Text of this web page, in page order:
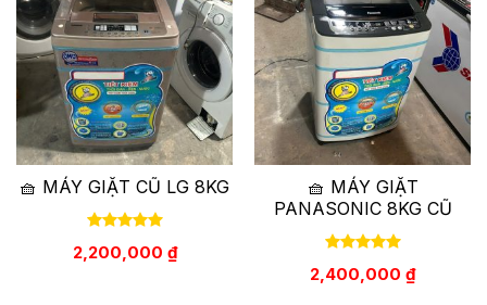
🧺 MÁY GIẶT CŨ LG 8KG
2,200,000 ₫
🧺 MÁY GIẶT
PANASONIC 8KG CŨ
2,400,000 ₫